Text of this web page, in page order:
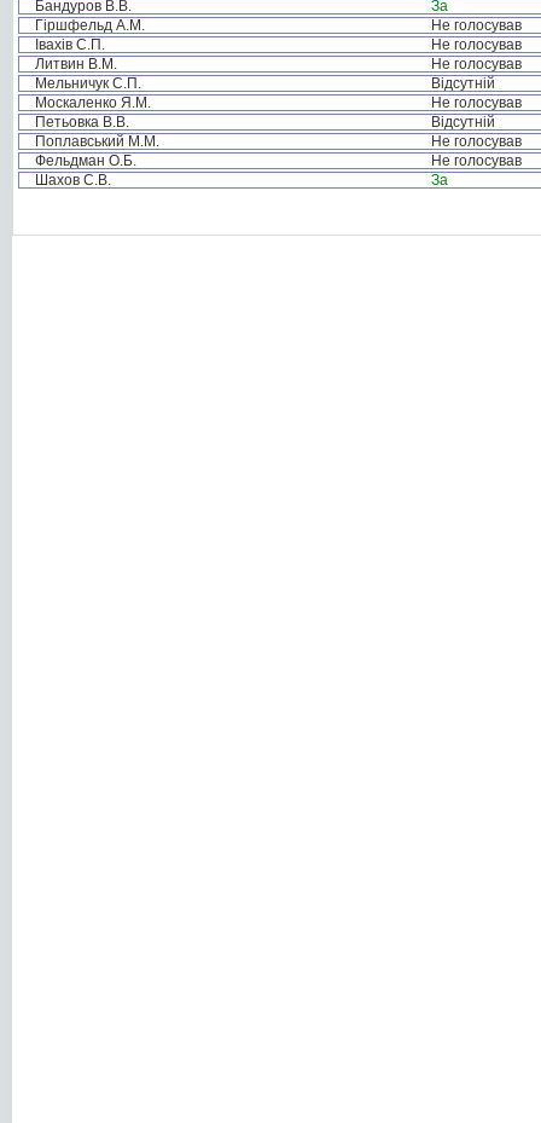
Бандуров В.В.
За
Гіршфельд А.М.
Не голосував
Івахів С.П.
Не голосував
Литвин В.М.
Не голосував
Мельничук С.П.
Відсутній
Москаленко Я.М.
Не голосував
Петьовка В.В.
Відсутній
Поплавський М.М.
Не голосував
Фельдман О.Б.
Не голосував
Шахов С.В.
За